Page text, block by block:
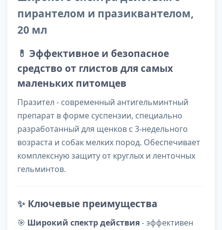
пирантелом и празиквантелом,
20 мл
💊 Эффективное и безопасное
средство от глистов для самых
маленьких питомцев
Празител - современный антигельминтный
препарат в форме суспензии, специально
разработанный для щенков с 3-недельного
возраста и собак мелких пород. Обеспечивает
комплексную защиту от круглых и ленточных
гельминтов.
✨ Ключевые преимущества
🎯 Широкий спектр действия- эффективен